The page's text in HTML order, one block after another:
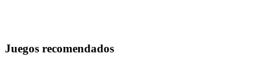
Juegos recomendados